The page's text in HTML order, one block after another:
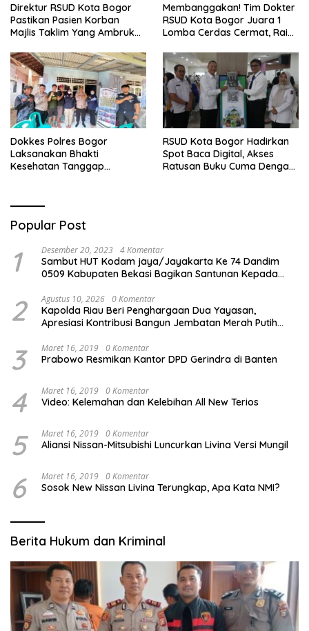
Direktur RSUD Kota Bogor
Pastikan Pasien Korban
Majlis Taklim Yang Ambruk
Perawatan Maksimal
Membanggakan! Tim Dokter
RSUD Kota Bogor Juara 1
Lomba Cerdas Cermat, Raih
Se-Bogor
Dokkes Polres Bogor
Laksanakan Bhakti
Kesehatan Tanggap
RSUD Kota Bogor Hadirkan
Spot Baca Digital, Akses
Ratusan Buku Cuma Dengan
Popular Post
1 Desember 20, 2023 4 Komentar
Sambut HUT Kodam jaya/Jayakarta Ke 74 Dandim
0509 Kabupaten Bekasi Bagikan Santunan Kepada
2 Agustus 10, 2026 0 Komentar
Kapolda Riau Beri Penghargaan Dua Yayasan,
Apresiasi Kontribusi Bangun Jembatan Merah Putih
3 Maret 16, 2019 0 Komentar
Prabowo Resmikan Kantor DPD Gerindra di Banten
4 Maret 16, 2019 0 Komentar
Video: Kelemahan dan Kelebihan All New Terios
5 Maret 16, 2019 0 Komentar
Aliansi Nissan-Mitsubishi Luncurkan Livina Versi Mungil
6 Maret 16, 2019 0 Komentar
Sosok New Nissan Livina Terungkap, Apa Kata NMI?
Berita Hukum dan Kriminal